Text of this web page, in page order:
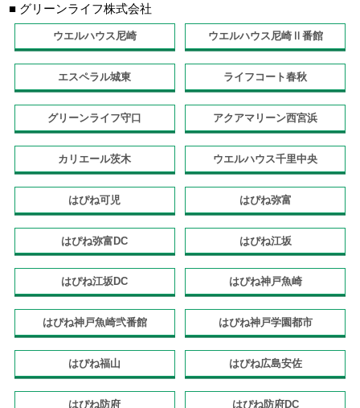
■ グリーンライフ株式会社
ウエルハウス尼崎 ウエルハウス尼崎Ⅱ番館
エスペラル城東 ライフコート春秋
グリーンライフ守口 アクアマリーン西宮浜
カリエール茨木 ウエルハウス千里中央
はぴね可児 はぴね弥富
はぴね弥富DC はぴね江坂
はぴね江坂DC はぴね神戸魚崎
はぴね神戸魚崎弐番館 はぴね神戸学園都市
はぴね福山 はぴね広島安佐
はぴね防府 はぴね防府DC